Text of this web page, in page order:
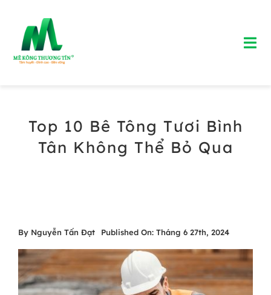
content
Giới Thiệu
Liên Hệ
Hotline
Top 10 Bê Tông Tươi Bình
Tân Không Thể Bỏ Qua
By Nguyễn Tấn Đạt Published On: Tháng 6 27th, 2024